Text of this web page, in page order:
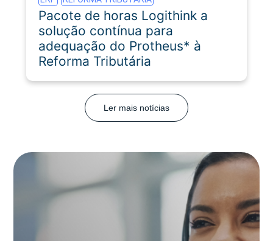
Pacote de horas Logithink a
solução contínua para
adequação do Protheus* à
Reforma Tributária
Ler mais notícias